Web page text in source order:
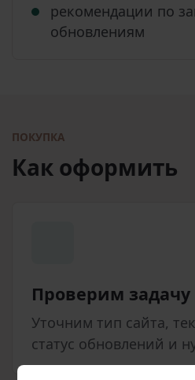
рекомендации по
обновлениям
ПОКУПКА
Как оформить
Проверим задачу
Уточним тип сайта,
статус обновлений и